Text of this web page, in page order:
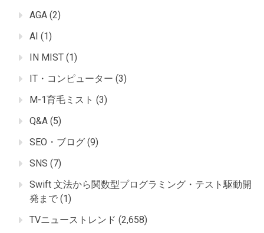
AGA (2)
AI (1)
IN MIST (1)
IT・コンピューター (3)
M-1育毛ミスト (3)
Q&A (5)
SEO・ブログ (9)
SNS (7)
Swift 文法から関数型プログラミング・テスト駆動開
発まで (1)
TVニューストレンド (2,658)